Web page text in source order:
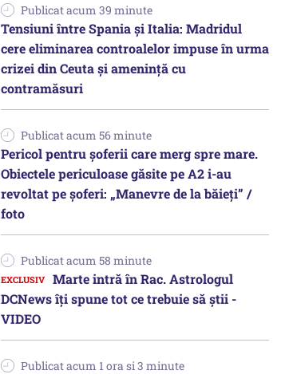
Publicat acum 39 minute
Tensiuni între Spania și Italia: Madridul
cere eliminarea controalelor impuse în urma
crizei din Ceuta și amenință cu
contramăsuri
Publicat acum 56 minute
Pericol pentru șoferii care merg spre mare.
Obiectele periculoase găsite pe A2 i-au
revoltat pe șoferi: „Manevre de la băieți” /
foto
Publicat acum 58 minute
Marte intră în Rac. Astrologul
DCNews îți spune tot ce trebuie să știi -
VIDEO
Publicat acum 1 ora si 3 minute